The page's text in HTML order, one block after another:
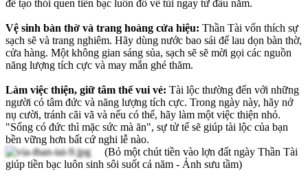
để tạo thói quen tiền bạc luôn đổ về túi ngay từ đầu năm.
Vệ sinh bàn thờ và trang hoàng cửa hiệu: Thần Tài vốn thích sự
sạch sẽ và trang nghiêm. Hãy dùng nước bao sái để lau dọn bàn thờ,
cửa hàng. Một không gian sáng sủa, sạch sẽ sẽ mời gọi các nguồn
năng lượng tích cực và may mắn ghé thăm.
Làm việc thiện, giữ tâm thế vui vẻ: Tài lộc thường đến với những
người có tâm đức và năng lượng tích cực. Trong ngày này, hãy nở
nụ cười, tránh cãi vã và nếu có thể, hãy làm một việc thiện nhỏ.
"Sống có đức thì mặc sức mà ăn", sự tử tế sẽ giúp tài lộc của bạn
bền vững hơn bất cứ nghi lễ nào.
(Bỏ một chút tiền vào lợn đất ngày Thần Tài
giúp tiền bạc luôn sinh sôi suốt cả năm - Ảnh sưu tầm)